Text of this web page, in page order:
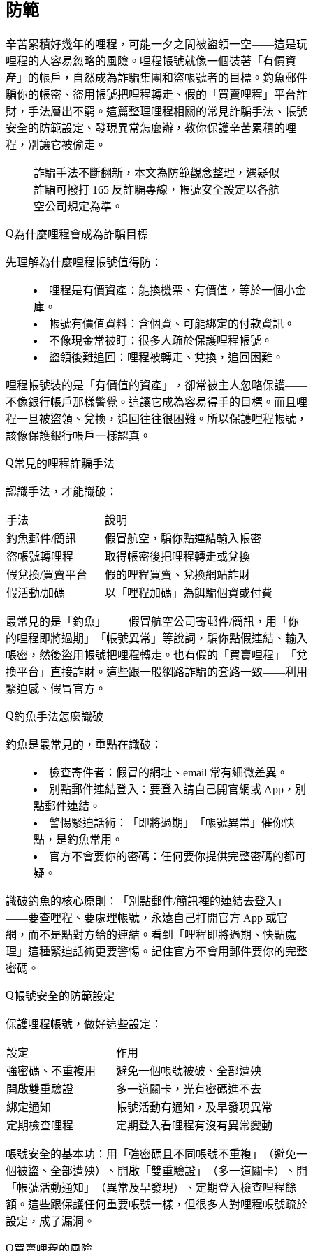
防範
辛苦累積好幾年的哩程，可能一夕之間被盜領一空——這是玩
哩程的人容易忽略的風險。哩程帳號就像一個裝著「有價資
產」的帳戶，自然成為詐騙集團和盜帳號者的目標。釣魚郵件
騙你的帳密、盜用帳號把哩程轉走、假的「買賣哩程」平台詐
財，手法層出不窮。這篇整理哩程相關的常見詐騙手法、帳號
安全的防範設定、發現異常怎麼辦，教你保護辛苦累積的哩
程，別讓它被偷走。
詐騙手法不斷翻新，本文為防範觀念整理，遇疑似
詐騙可撥打 165 反詐騙專線，帳號安全設定以各航
空公司規定為準。
為什麼哩程會成為詐騙目標
先理解為什麼哩程帳號值得防：
哩程是有價資產 ：能換機票、有價值，等於一個小金
庫。
帳號有價值資料 ：含個資、可能綁定的付款資訊。
不像現金常被盯 ：很多人疏於保護哩程帳號。
盜領後難追回 ：哩程被轉走、兌換，追回困難。
哩程帳號裝的是「有價值的資產」，卻常被主人忽略保護——
不像銀行帳戶那樣警覺。這讓它成為容易得手的目標。而且哩
程一旦被盜領、兌換，追回往往很困難。所以保護哩程帳號，
該像保護銀行帳戶一樣認真。
常見的哩程詐騙手法
認識手法，才能識破：
手法
說明
釣魚郵件/簡訊
假冒航空，騙你點連結輸入帳密
盜帳號轉哩程
取得帳密後把哩程轉走或兌換
假兌換/買賣平台
假的哩程買賣、兌換網站詐財
假活動/加碼
以「哩程加碼」為餌騙個資或付費
最常見的是「釣魚」——假冒航空公司寄郵件/簡訊，用「你
的哩程即將過期」「帳號異常」等說詞，騙你點假連結、輸入
帳密，然後盜用帳號把哩程轉走。也有假的「買賣哩程」「兌
換平台」直接詐財。這些跟一般網路詐騙的套路一致——利用
緊迫感、假冒官方。
釣魚手法怎麼識破
釣魚是最常見的，重點在識破：
檢查寄件者 ：假冒的網址、email 常有細微差異。
別點郵件連結登入 ：要登入請自己開官網或 App，別
點郵件連結。
警惕緊迫話術 ：「即將過期」「帳號異常」催你快
點，是釣魚常用。
官方不會要你的密碼 ：任何要你提供完整密碼的都可
疑。
識破釣魚的核心原則：「別點郵件/簡訊裡的連結去登入」
——要查哩程、要處理帳號，永遠自己打開官方 App 或官
網，而不是點對方給的連結。看到「哩程即將過期、快點處
理」這種緊迫話術更要警惕。記住官方不會用郵件要你的完整
密碼。
帳號安全的防範設定
保護哩程帳號，做好這些設定：
設定
作用
強密碼、不重複用
避免一個帳號被破、全部遭殃
開啟雙重驗證
多一道關卡，光有密碼進不去
綁定通知
帳號活動有通知，及早發現異常
定期檢查哩程
定期登入看哩程有沒有異常變動
帳號安全的基本功：用「強密碼且不同帳號不重複」（避免一
個被盜、全部遭殃）、開啟「雙重驗證」（多一道關卡）、開
「帳號活動通知」（異常及早發現）、定期登入檢查哩程餘
額。這些跟保護任何重要帳號一樣，但很多人對哩程帳號疏於
設定，成了漏洞。